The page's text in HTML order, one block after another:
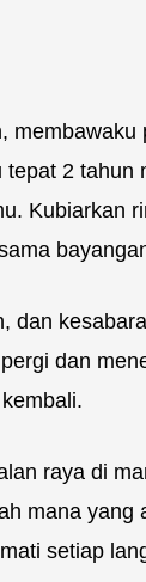
membawaku
2 tahun
Kubiarkan
dan
dan
raya di
mana yang
setiap